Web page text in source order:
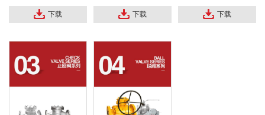
下载 下载 下载